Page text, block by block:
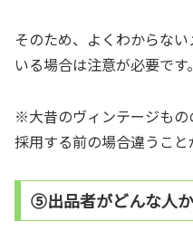
そのため、よくわからな
いる場合は注意が必要です。
※大昔のヴィンテージもの
採用する前の場合違うこと
⑤出品者がどんな人